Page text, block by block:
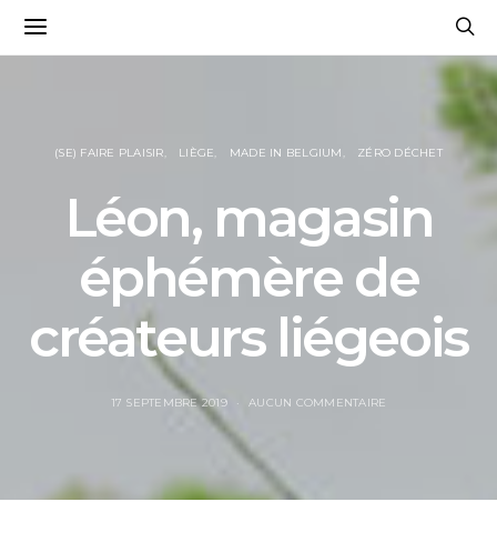
(SE) FAIRE PLAISIR LIÈGE MADE IN BELGIUM ZÉRO DÉCHET
Léon, magasin
éphémère de
créateurs liégeois
17 SEPTEMBRE 2019 AUCUN COMMENTAIRE